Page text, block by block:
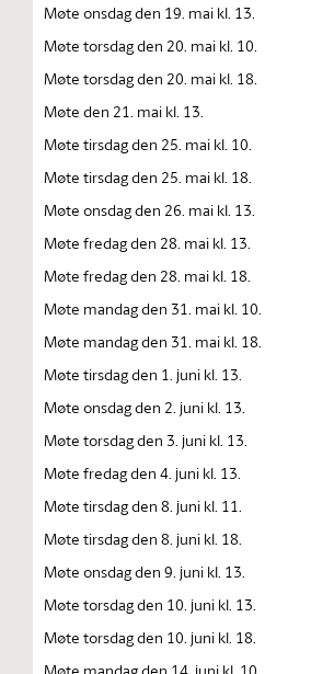
Møte onsdag den 19. mai kl. 13.
Møte torsdag den 20. mai kl. 10.
Møte torsdag den 20. mai kl. 18.
Møte den 21. mai kl. 13.
Møte tirsdag den 25. mai kl. 10.
Møte tirsdag den 25. mai kl. 18.
Møte onsdag den 26. mai kl. 13.
Møte fredag den 28. mai kl. 13.
Møte fredag den 28. mai kl. 18.
Møte mandag den 31. mai kl. 10.
Møte mandag den 31. mai kl. 18.
Møte tirsdag den 1. juni kl. 13.
Møte onsdag den 2. juni kl. 13.
Møte torsdag den 3. juni kl. 13.
Møte fredag den 4. juni kl. 13.
Møte tirsdag den 8. juni kl. 11.
Møte tirsdag den 8. juni kl. 18.
Møte onsdag den 9. juni kl. 13.
Møte torsdag den 10. juni kl. 13.
Møte torsdag den 10. juni kl. 18.